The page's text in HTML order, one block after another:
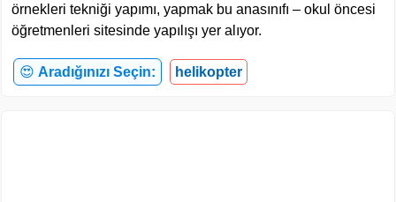
örnekleri tekniği yapımı, yapmak bu anasınıfı – okul öncesi
öğretmenleri sitesinde yapılışı yer alıyor.
😍 Aradığınızı Seçin: helikopter